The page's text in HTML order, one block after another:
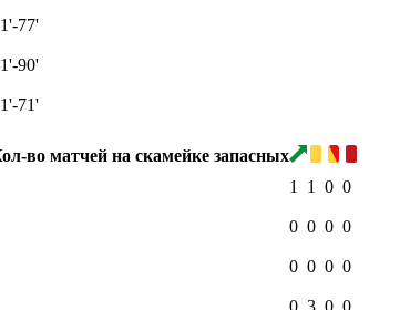
1'-77'
1'-90'
1'-71'
1 1 0 0
0 0 0 0
0 0 0 0
0 3 0 0